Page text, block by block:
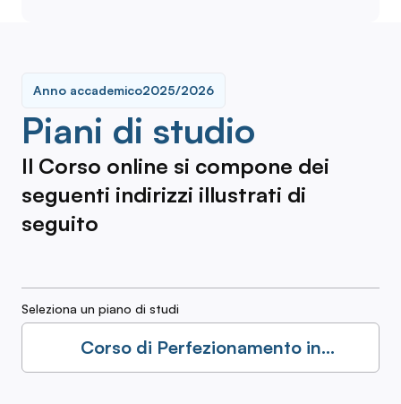
Piani di studio
Anno accademico2025/2026
Il Corso online si compone dei
seguenti indirizzi illustrati di
seguito
Seleziona un piano di studi
Corso di Perfezionamento in
Metodologie Didattiche per